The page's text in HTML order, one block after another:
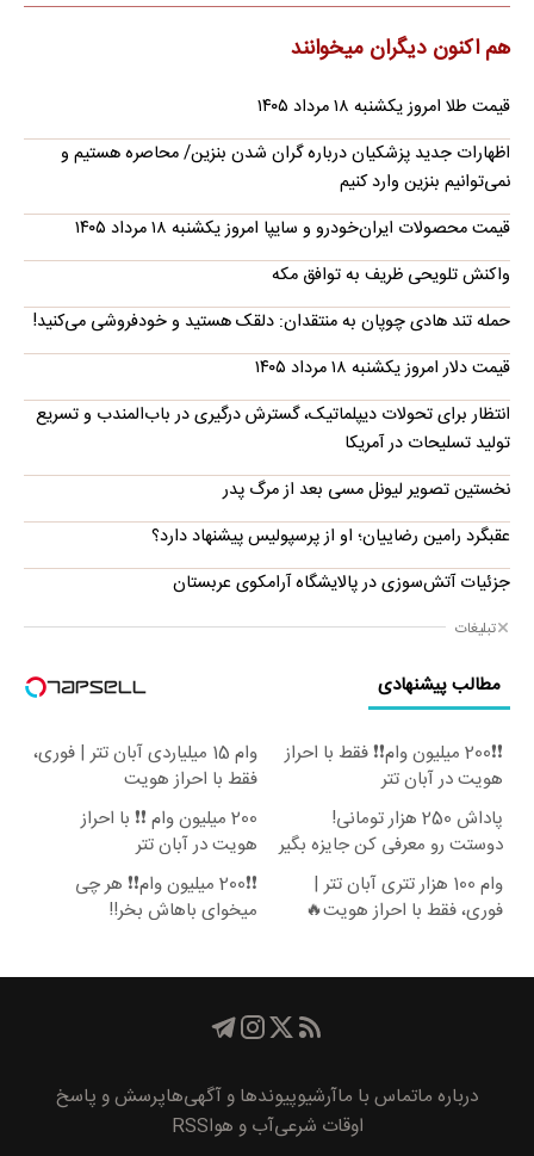
هم اکنون دیگران میخوانند
قیمت طلا امروز یکشنبه ۱۸ مرداد ۱۴۰۵
اظهارات جدید پزشکیان درباره گران شدن بنزین/ محاصره هستیم و
نمی‌توانیم بنزین وارد کنیم
قیمت محصولات ایران‌خودرو و سایپا امروز یکشنبه ۱۸ مرداد ۱۴۰۵
واکنش تلویحی ظریف به توافق مکه
حمله تند هادی چوپان به منتقدان: دلقک هستید و خودفروشی می‌کنید!
قیمت دلار امروز یکشنبه ۱۸ مرداد ۱۴۰۵
انتظار برای تحولات دیپلماتیک، گسترش درگیری در باب‌المندب و تسریع
تولید تسلیحات در آمریکا
نخستین تصویر لیونل مسی بعد از مرگ پدر
عقبگرد رامین رضاییان؛ او از پرسپولیس پیشنهاد دارد؟
جزئیات آتش‌سوزی در پالایشگاه آرامکوی عربستان
تبلیغات
مطالب پیشنهادی
❗❗200 میلیون وام❗❗ فقط با احراز
هویت در آبان تتر
وام 15 میلیاردی آبان تتر | فوری،
فقط با احراز هویت
پاداش 250 هزار تومانی!
دوستت رو معرفی کن جایزه بگیر
😍
200 میلیون وام ❗❗ با احراز
هویت در آبان تتر
وام 100 هزار تتری آبان تتر |
فوری، فقط با احراز هویت🔥
❗❗200 میلیون وام❗❗ هر چی
میخوای باهاش بخر!!
درباره ماتماس با ماآرشیوپیوند‌ها و آگهی‌هاپرسش و پاسخ
اوقات شرعیآب و هواRSS